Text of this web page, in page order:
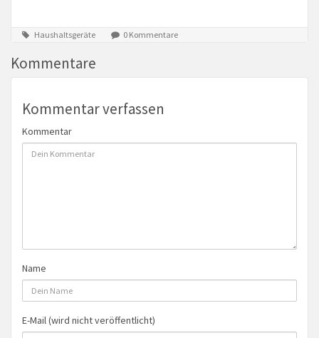
Haushaltsgeräte 0 Kommentare
Kommentare
Kommentar verfassen
Kommentar
Name
E-Mail (wird nicht veröffentlicht)